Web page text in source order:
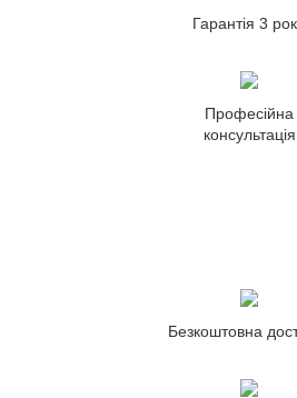
Гарантія 3
Професійна
консультація
Безкоштовна